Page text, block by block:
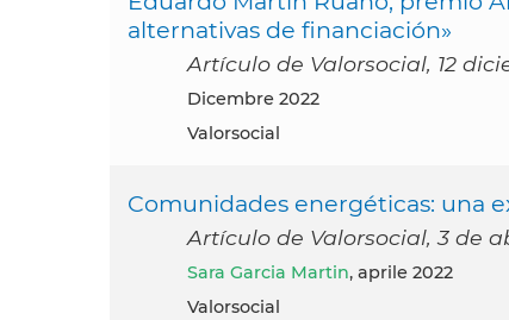
alternativas de financiación»
Artículo de Valorsocial, 12
dicembre 2022
Valorsocial
Comunidades energéticas: una
Artículo de Valorsocial, 3 de
Sara Garcia Martin, aprile 2022
Valorsocial